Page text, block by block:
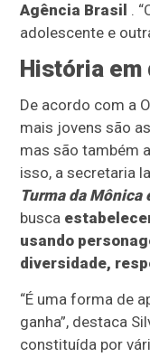
Agência Brasil .
adolescente e
História em
De acordo com a
mais jovens são
mas são também
isso, a secretaria
Turma da
busca
usando
diversidade,
“É uma forma de
ganha”, destaca
constituída por